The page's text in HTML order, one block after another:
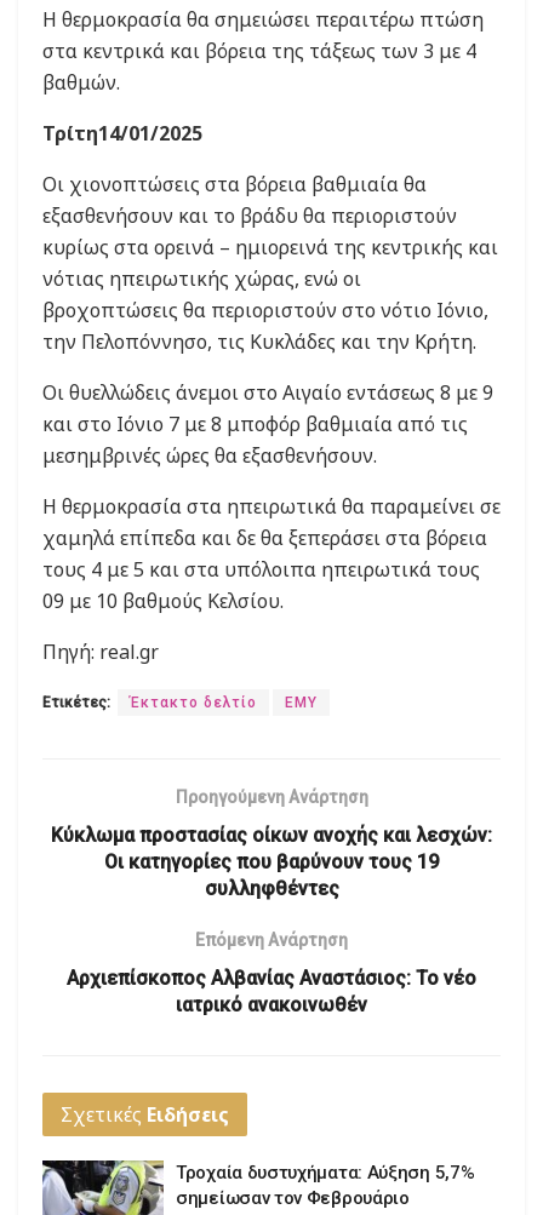
Η θερμοκρασία θα σημειώσει περαιτέρω πτώση
στα κεντρικά και βόρεια της τάξεως των 3 με 4
βαθμών.
Τρίτη14/01/2025
Οι χιονοπτώσεις στα βόρεια βαθμιαία θα
εξασθενήσουν και το βράδυ θα περιοριστούν
κυρίως στα ορεινά – ημιορεινά της κεντρικής και
νότιας ηπειρωτικής χώρας, ενώ οι
βροχοπτώσεις θα περιοριστούν στο νότιο Ιόνιο,
την Πελοπόννησο, τις Κυκλάδες και την Κρήτη.
Οι θυελλώδεις άνεμοι στο Αιγαίο εντάσεως 8 με 9
και στο Ιόνιο 7 με 8 μποφόρ βαθμιαία από τις
μεσημβρινές ώρες θα εξασθενήσουν.
Η θερμοκρασία στα ηπειρωτικά θα παραμείνει σε
χαμηλά επίπεδα και δε θα ξεπεράσει στα βόρεια
τους 4 με 5 και στα υπόλοιπα ηπειρωτικά τους
09 με 10 βαθμούς Κελσίου.
Πηγή: real.gr
Ετικέτες: Έκτακτο δελτίο ΕΜΥ
Προηγούμενη Ανάρτηση
Κύκλωμα προστασίας οίκων ανοχής και λεσχών:
Οι κατηγορίες που βαρύνουν τους 19
συλληφθέντες
Επόμενη Ανάρτηση
Αρχιεπίσκοπος Αλβανίας Αναστάσιος: Το νέο
ιατρικό ανακοινωθέν
Σχετικές Ειδήσεις
Τροχαία δυστυχήματα: Αύξηση 5,7%
σημείωσαν τον Φεβρουάριο